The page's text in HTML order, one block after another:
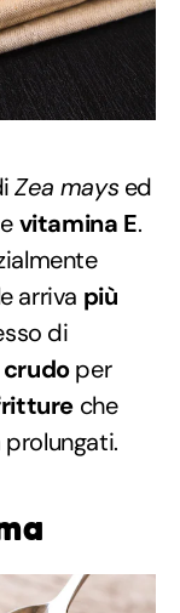
Zea mays ed
evitamina E.
arriva più
di
crudoper
che